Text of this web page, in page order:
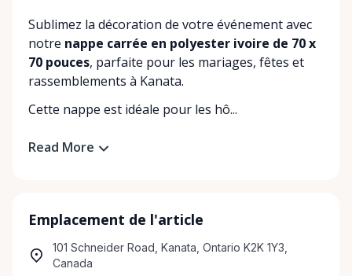
Sublimez la décoration de votre événement avec
notre nappe carrée en polyester ivoire de 70 x
70 pouces, parfaite pour les mariages, fêtes et
rassemblements à Kanata.
Cette nappe est idéale pour les hô...
Read More
Emplacement de l'article
101 Schneider Road, Kanata, Ontario K2K 1Y3,
Canada